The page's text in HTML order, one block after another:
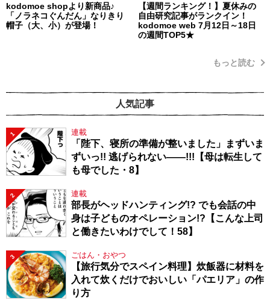
kodomoe shopより新商品♪
「ノラネコぐんだん」なりきり
帽子（大、小）が登場！
【週間ランキング！】夏休みの
自由研究記事がランクイン！
kodomoe web 7月12日～18日
の週間TOP5★
もっと読む
人気記事
1 連載
「陛下、寝所の準備が整いました」まずいま
ずいっ!! 逃げられない――!!!【母は転生して
も母でした・8】
2 連載
部長がヘッドハンティング!? でも会話の中
身は子どものオペレーション!?【こんな上司
と働きたいわけでして！58】
3 ごはん・おやつ
【旅行気分でスペイン料理】炊飯器に材料を
入れて炊くだけでおいしい「パエリア」の作
り方